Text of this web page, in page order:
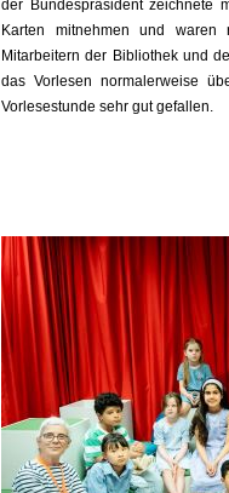
der Bundespräsident zeichnete
Karten mitnehmen und
Mitarbeitern der Bibliothek und
das Vorlesen normalerweise
Vorlesestunde sehr gut gefallen.